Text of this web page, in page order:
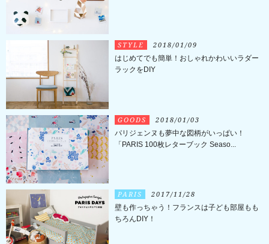
STYLE 2018/01/09
はじめてでも簡単！おしゃれかわいいラダー
ラックをDIY
GOODS 2018/01/03
パリジェンヌも夢中な図柄がいっぱい！
「PARIS 100枚レターブック Seaso...
PARIS 2017/11/28
壁も作っちゃう！フランスは子ども部屋もも
ちろんDIY！